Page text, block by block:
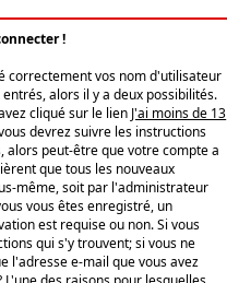
!
correctement vos nom d'utilisateur
alors il y a deux possibilités.
cliqué sur le lien J'ai moins de 13
devrez suivre les instructions
alors peut-être que votre compte a
que tous les nouveaux
même, soit par l'administrateur
vous êtes enregistré, un
est requise ou non. Si vous
qui s'y trouvent; si vous ne
l'adresse e-mail que vous avez